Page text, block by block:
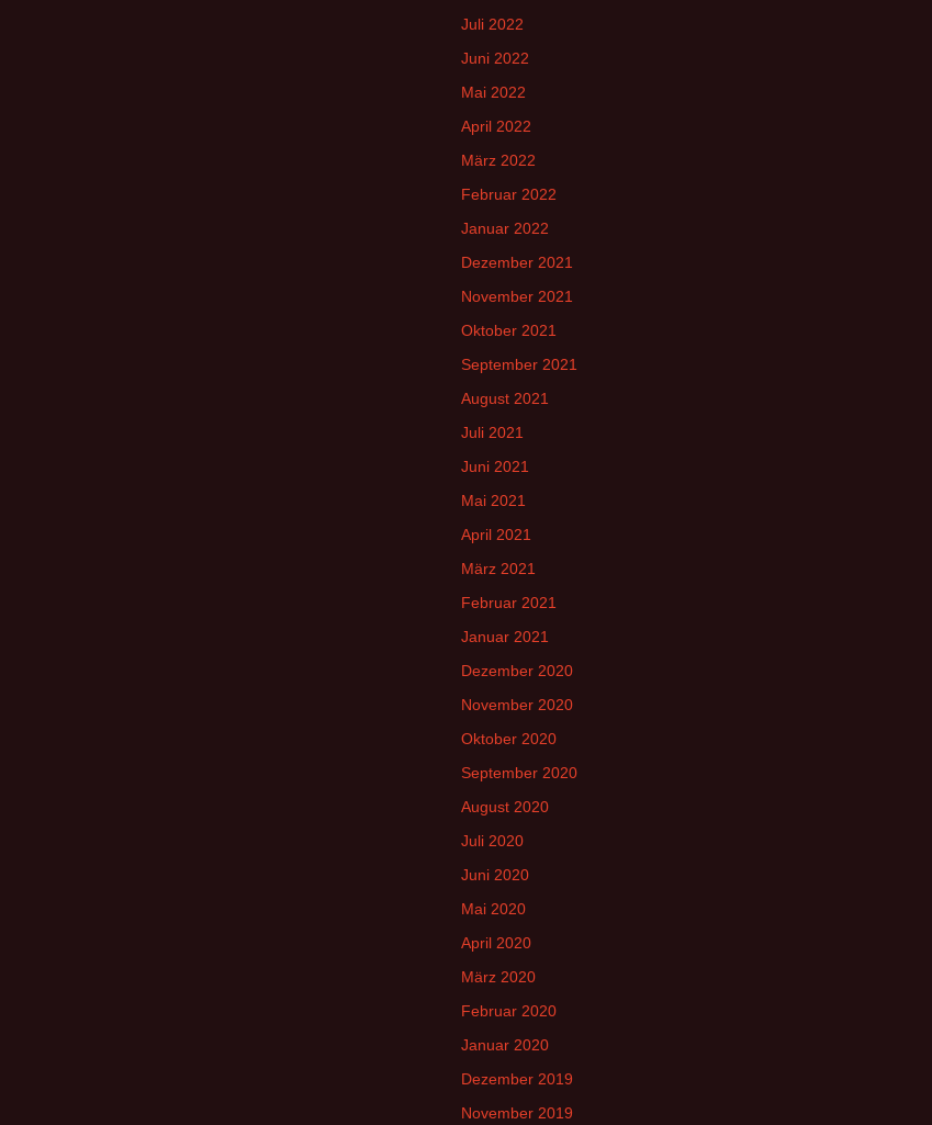
Juli 2022
Juni 2022
Mai 2022
April 2022
März 2022
Februar 2022
Januar 2022
Dezember 2021
November 2021
Oktober 2021
September 2021
August 2021
Juli 2021
Juni 2021
Mai 2021
April 2021
März 2021
Februar 2021
Januar 2021
Dezember 2020
November 2020
Oktober 2020
September 2020
August 2020
Juli 2020
Juni 2020
Mai 2020
April 2020
März 2020
Februar 2020
Januar 2020
Dezember 2019
November 2019